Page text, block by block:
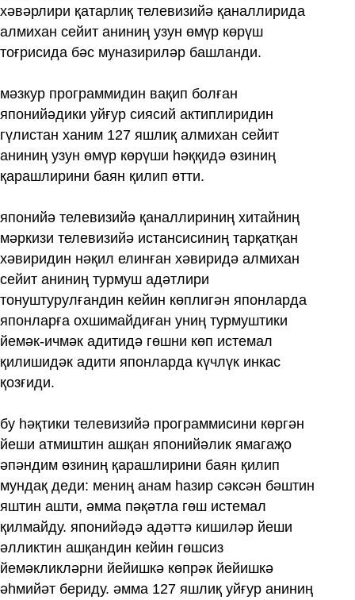
хәвәрлири қатарлиқ телевизийә қаналлирида
алмихан сейит аниниң узун өмүр көрүш
тоғрисида бәс муназириләр башланди.
мәзкур программидин вақип болған
японийәдики уйғур сиясий актиплиридин
гүлистан ханим 127 яшлиқ алмихан сейит
аниниң узун өмүр көрүши һәққидә өзиниң
қарашлирини баян қилип өтти.
японийә телевизийә қаналлириниң хитайниң
мәркизи телевизийә истансисиниң тарқатқан
хәвиридин нәқил елинған хәвиридә алмихан
сейит аниниң турмуш адәтлири
тонуштурулғандин кейин көплигән японларда
японларға охшимайдиған униң турмуштики
йемәк-ичмәк адитидә гөшни көп истемал
қилишидәк адити японларда күчлүк инкас
қозғиди.
бу һәқтики телевизийә программисини көргән
йеши атмиштин ашқан японийәлик ямагаҗо
әпәндим өзиниң қарашлирини баян қилип
мундақ деди: мениң анам һазир сәксән бәштин
яштин ашти, әмма пәқәтла гөш истемал
қилмайду. японийәдә адәттә кишиләр йеши
әлликтин ашқандин кейин гөшсиз
йемәкликләрни йейишкә көпрәк йейишкә
әһмийәт бериду. әмма 127 яшлиқ уйғур аниниң